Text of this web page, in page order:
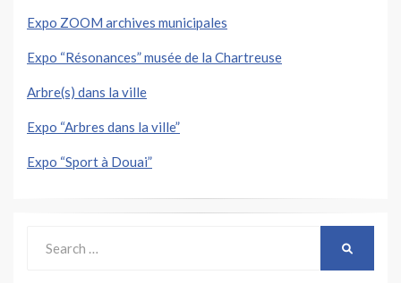
Expo ZOOM archives municipales
Expo “Résonances” musée de la Chartreuse
Arbre(s) dans la ville
Expo “Arbres dans la ville”
Expo “Sport à Douai”
for: